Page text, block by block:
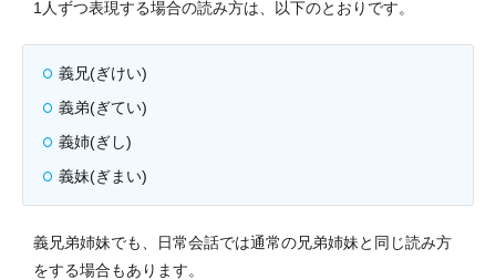
1人ずつ表現する場合の読み方は、以下のとおりです。
義兄(ぎけい)
義弟(ぎてい)
義姉(ぎし)
義妹(ぎまい)
義兄弟姉妹でも、日常会話では通常の兄弟姉妹と同じ読み方
をする場合もあります。